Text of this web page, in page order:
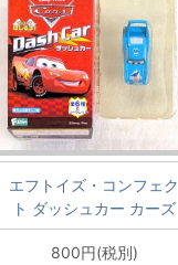
エフトイズ・コンフェク
ト ダッシュカー カーズ
キング
800円(税別)